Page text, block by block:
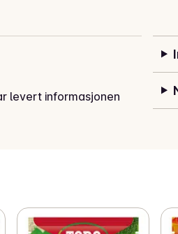
levert informasjonen